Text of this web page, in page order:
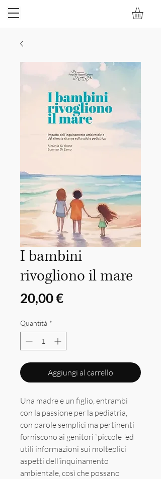
I bambini
rivogliono il mare
20,00 €Prezzo
Quantità *
Aggiungi al carrello
Una madre e un figlio, entrambi
con la passione per la pediatria,
con parole semplici ma pertinenti
forniscono ai genitori “piccole “ed
utili informazioni sui molteplici
aspetti dell’inquinamento
ambientale, così che possano